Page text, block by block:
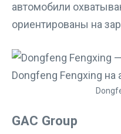
автомобили
ориентированы на
GAC Group